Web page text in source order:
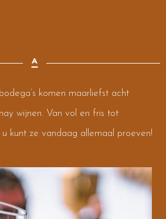
komen maarliefst acht
wijnen. Van vol en fris tot
kunt ze vandaag allemaal proeven!